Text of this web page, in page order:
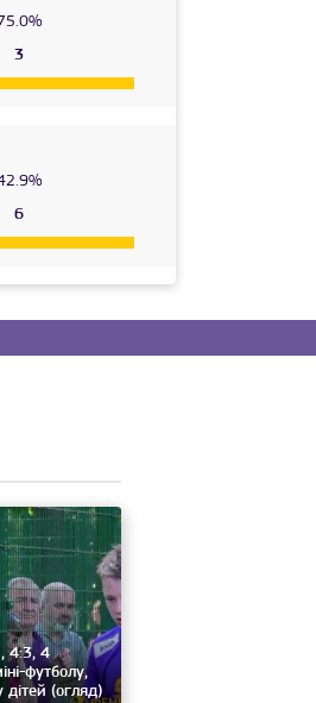
3
6
4:3, 4
футболу,
(огляд)